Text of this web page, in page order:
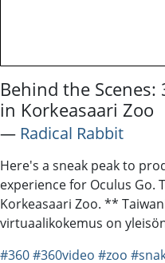
Behind the Scenes:
in Korkeasaari Zoo
― Radical Rabbit
Here's a sneak peak to
experience for Oculus Go.
Korkeasaari Zoo. **
virtuaalikokemus on
#360#360video #zoo